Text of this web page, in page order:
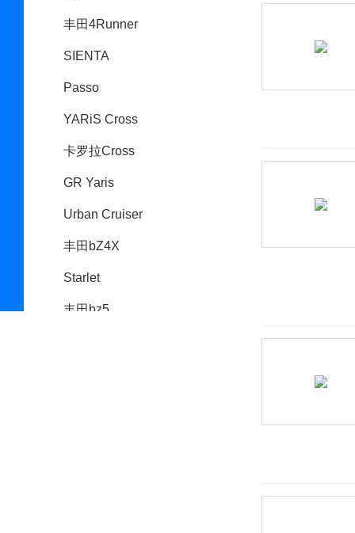
丰田4Runner
SIENTA
Passo
YARiS Cross
卡罗拉Cross
GR Yaris
Urban Cruiser
丰田bZ4X
Starlet
丰田bz5